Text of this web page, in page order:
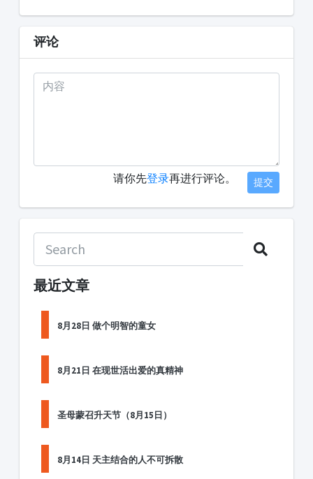
评论
请你先登录再进行评论。 提交
最近文章
8月28日 做个明智的童女
8月21日 在现世活出爱的真精神
圣母蒙召升天节（8月15日）
8月14日 天主结合的人不可拆散